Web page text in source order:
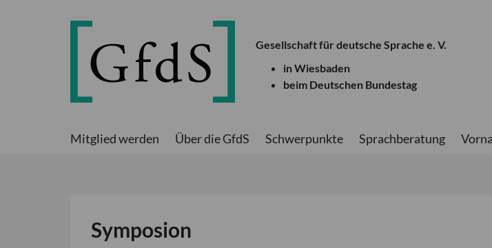
Gesellschaft für deutsche Sprache e. V.
in Wiesbaden
beim Deutschen Bundestag
Mitglied werden Über die GfdS Schwerpunkte Sprachberatung
Symposion